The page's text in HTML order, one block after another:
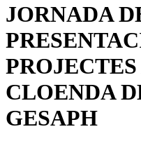
JORNADA
CLOENDA
GESAPH